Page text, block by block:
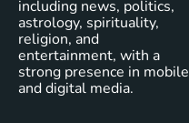
including news, politics,
astrology, spirituality,
religion, and
entertainment, with a
strong presence in mobile
and digital media.